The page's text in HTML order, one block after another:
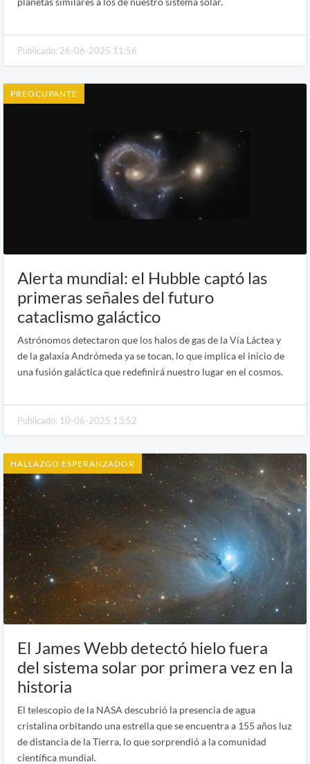
Publicado: 26-06-2025 11:56
PREOCUPANTE
Alerta mundial: el Hubble captó las
primeras señales del futuro
cataclismo galáctico
Astrónomos detectaron que los halos de gas de la Vía Láctea y
de la galaxia Andrómeda ya se tocan, lo que implica el inicio de
una fusión galáctica que redefinirá nuestro lugar en el cosmos.
Publicado: 10-06-2025 13:52
HALLAZGO ESPERANZADOR
El James Webb detectó hielo fuera
del sistema solar por primera vez en la
historia
El telescopio de la NASA descubrió la presencia de agua
cristalina orbitando una estrella que se encuentra a 155 años luz
de distancia de la Tierra, lo que sorprendió a la comunidad
científica mundial.